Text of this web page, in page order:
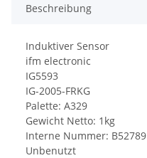
Beschreibung
Induktiver Sensor
ifm electronic
IG5593
IG-2005-FRKG
Palette: A329
Gewicht Netto: 1kg
Interne Nummer: B52789
Unbenutzt